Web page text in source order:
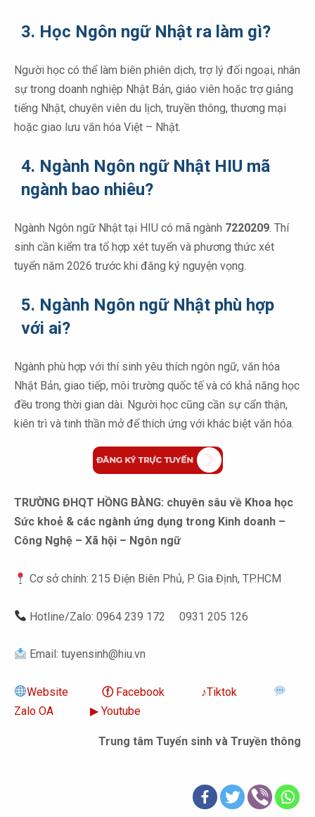
3. Học Ngôn ngữ Nhật ra làm gì?
Người học có thể làm biên phiên dịch, trợ lý đối ngoại, nhân
sự trong doanh nghiệp Nhật Bản, giáo viên hoặc trợ giảng
tiếng Nhật, chuyên viên du lịch, truyền thông, thương mại
hoặc giao lưu văn hóa Việt – Nhật.
4. Ngành Ngôn ngữ Nhật HIU mã
ngành bao nhiêu?
Ngành Ngôn ngữ Nhật tại HIU có mã ngành 7220209 . Thí
sinh cần kiểm tra tổ hợp xét tuyển và phương thức xét
tuyển năm 2026 trước khi đăng ký nguyện vọng.
5. Ngành Ngôn ngữ Nhật phù hợp
với ai?
Ngành phù hợp với thí sinh yêu thích ngôn ngữ, văn hóa
Nhật Bản, giao tiếp, môi trường quốc tế và có khả năng học
đều trong thời gian dài. Người học cũng cần sự cẩn thận,
kiên trì và tinh thần mở để thích ứng với khác biệt văn hóa.
TRƯỜNG ĐHQT HỒNG BÀNG: chuyên sâu về Khoa học
Sức khoẻ & các ngành ứng dụng trong Kinh doanh –
Công Nghệ – Xã hội – Ngôn ngữ
Cơ sở chính: 215 Điện Biên Phủ, P. Gia Định, TP.HCM
Hotline/Zalo: 0964 239 172 0931 205 126
Email: tuyensinh@hiu.vn
Website ⓕFacebook ‎♪Tiktok
Zalo OA
▶︎ Youtube
Trung tâm Tuyển sinh và Truyền thông